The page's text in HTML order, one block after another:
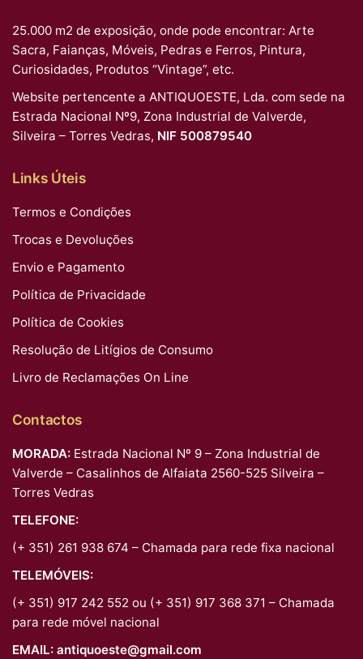
25.000 m2 de exposição, onde pode encontrar: Arte
Sacra, Faianças, Móveis, Pedras e Ferros, Pintura,
Curiosidades, Produtos “Vintage”, etc.
Website pertencente a ANTIQUOESTE, Lda. com sede na
Estrada Nacional Nº9, Zona Industrial de Valverde,
Silveira – Torres Vedras, NIF 500879540
Links Úteis
Termos e Condições
Trocas e Devoluções
Envio e Pagamento
Política de Privacidade
Política de Cookies
Resolução de Litígios de Consumo
Livro de Reclamações On Line
Contactos
MORADA: Estrada Nacional Nº 9 – Zona Industrial de
Valverde – Casalinhos de Alfaiata 2560-525 Silveira –
Torres Vedras
TELEFONE:
(+ 351) 261 938 674 – Chamada para rede fixa nacional
TELEMÓVEIS:
(+ 351) 917 242 552 ou (+ 351) 917 368 371 – Chamada
para rede móvel nacional
EMAIL: antiquoeste@gmail.com